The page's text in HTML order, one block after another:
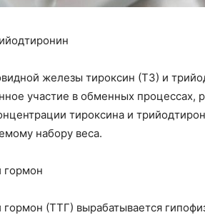
железы тироксин (Т3) и
участие в обменных процессах,
тироксина и
набору веса.
гормон
(ТТГ) вырабатывается